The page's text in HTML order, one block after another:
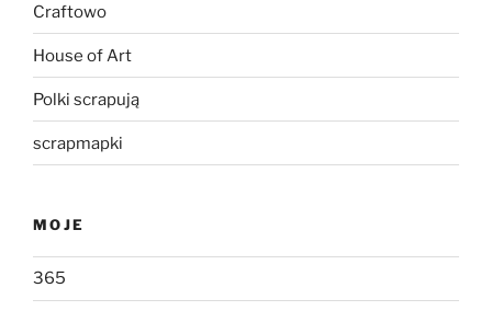
Craftowo
House of Art
Polki scrapują
scrapmapki
MOJE
365